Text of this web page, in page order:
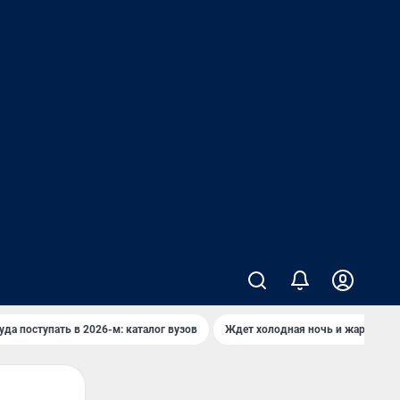
поступать в 2026-м: каталог вузов Ждет холодная ночь и жаркий